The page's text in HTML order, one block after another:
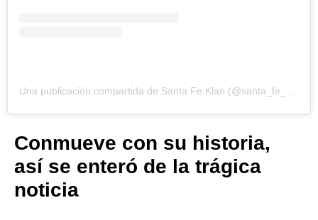
Una publicación compartida de Santa Fe Klan (@santa_fe_klan_473)
Conmueve con su historia,
así se enteró de la trágica
noticia